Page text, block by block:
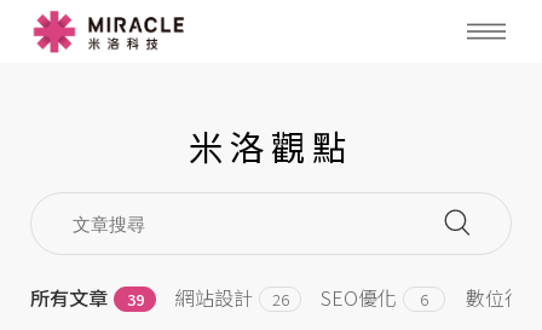
米洛觀點
所有文章 39 網站設計 26 SEO優化 6 數位行銷